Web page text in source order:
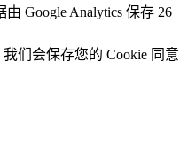
由 Google Analytics 保存 26
们会保存您的 Cookie 同意